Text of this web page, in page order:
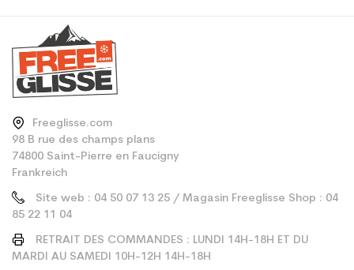
Freeglisse.com
98 B rue des champs plans
74800 Saint-Pierre en Faucigny
Frankreich
Site web : 04 50 07 13 25 / Magasin Freeglisse Shop : 04
85 22 11 04
RETRAIT DES COMMANDES : LUNDI 14H-18H ET DU
MARDI AU SAMEDI 10H-12H 14H-18H